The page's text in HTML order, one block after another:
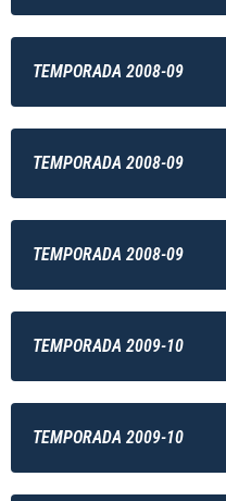
TEMPORADA 2008-09
TEMPORADA 2008-09
TEMPORADA 2008-09
TEMPORADA 2009-10
TEMPORADA 2009-10